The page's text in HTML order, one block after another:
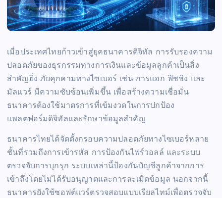
เมื่อประเทศไทยก้าวเข้าสู่ยุคธนาคารดิจิทัล การรับรองความ
ปลอดภัยของธุรกรรมทางการเงินและข้อมูลลูกค้าเป็นสิ่ง
สำคัญยิ่ง ภัยคุกคามทางไซเบอร์ เช่น การแฮก ฟิชชิง และ
มัลแวร์ มีความซับซ้อนเพิ่มขึ้น เพื่อสร้างความเชื่อมั่น
ธนาคารต้องใช้มาตรการที่เข้มงวดในการปกป้อง
แพลตฟอร์มดิจิทัลและรักษาข้อมูลสำคัญ
ธนาคารไทยได้จัดตั้งกรอบความปลอดภัยทางไซเบอร์หลาย
ชั้นที่รวมถึงการเข้ารหัส การป้องกันไฟร์วอลล์ และระบบ
ตรวจจับการบุกรุก ระบบเหล่านี้ป้องกันบัญชีลูกค้าจากการ
เข้าถึงโดยไม่ได้รับอนุญาตและการละเมิดข้อมูล นอกจากนี้
ธนาคารยังใช้ซอฟต์แวร์ตรวจสอบแบบเรียลไทม์เพื่อตรวจจับ